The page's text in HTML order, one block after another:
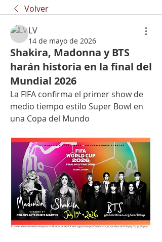
Volver
LV
14 de mayo de 2026
Shakira, Madonna y BTS
harán historia en la final del
Mundial 2026
La FIFA confirma el primer show de
medio tiempo estilo Super Bowl en
una Copa del Mundo